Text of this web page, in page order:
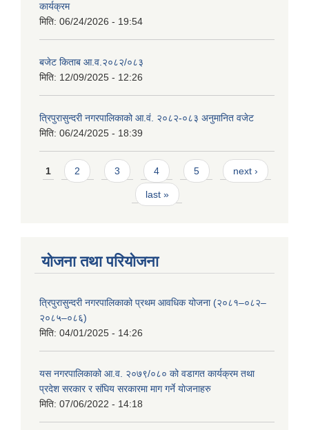
कार्यक्रम
मिति: 06/24/2026 - 19:54
बजेट किताब आ.व.२०८२/०८३
मिति: 12/09/2025 - 12:26
त्रिपुरासुन्दरी नगरपालिकाको आ.वं. २०८२-०८३ अनुमानित वजेट
मिति: 06/24/2025 - 18:39
Pages
1 2 3 4 5 next ›
last »
योजना तथा परियोजना
त्रिपुरासुन्दरी नगरपालिकाको प्रथम आवधिक योजना (२०८१–०८२–
२०८५–०८६)
मिति: 04/01/2025 - 14:26
यस नगरपालिकाको आ.व. २०७९/०८० को वडागत कार्यक्रम तथा
प्रदेश सरकार र संघिय सरकारमा माग गर्ने याेजनाहरु
मिति: 07/06/2022 - 14:18